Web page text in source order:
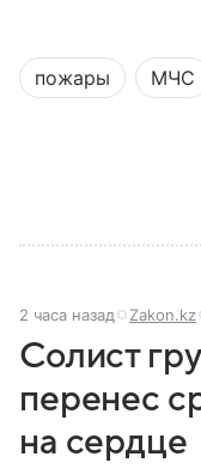
пожары МЧС
2 часа назад Zakon.kz
Солист
перенес
на сердце